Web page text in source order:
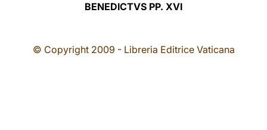
BENEDICTVS PP. XVI
© Copyright 2009 - Libreria Editrice Vaticana